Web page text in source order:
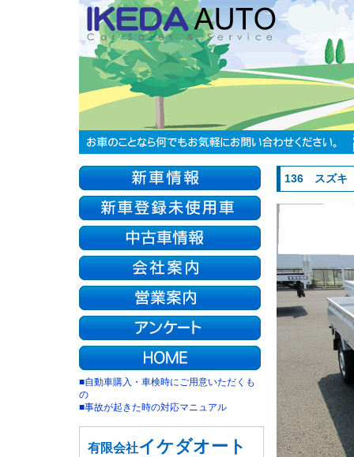
136 スズキ
■自動車購入・車検時にご用意いただくも
の
■事故が起きた時の対応マニュアル
有限会社イケダオート